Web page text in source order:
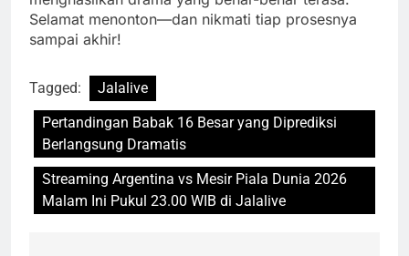
Selamat menonton—dan nikmati tiap prosesnya
sampai akhir!
Tagged:
Jalalive
Pertandingan Babak 16 Besar yang Diprediksi
Berlangsung Dramatis
Streaming Argentina vs Mesir Piala Dunia 2026
Malam Ini Pukul 23.00 WIB di Jalalive